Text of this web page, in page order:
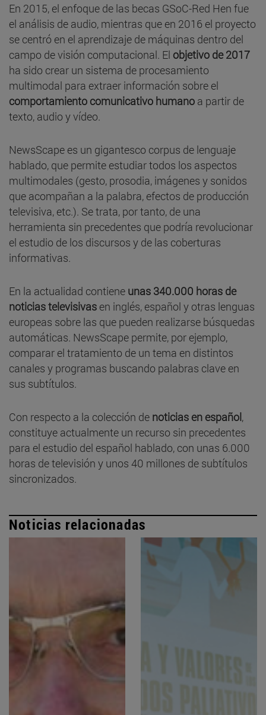
En 2015, el enfoque de las becas GSoC-Red Hen fue
el análisis de audio, mientras que en 2016 el proyecto
se centró en el aprendizaje de máquinas dentro del
campo de visión computacional. El objetivo de 2017
ha sido crear un sistema de procesamiento
multimodal para extraer información sobre el
comportamiento comunicativo humano a partir de
texto, audio y vídeo.
NewsScape es un gigantesco corpus de lenguaje
hablado, que permite estudiar todos los aspectos
multimodales (gesto, prosodia, imágenes y sonidos
que acompañan a la palabra, efectos de producción
televisiva, etc.). Se trata, por tanto, de una
herramienta sin precedentes que podría revolucionar
el estudio de los discursos y de las coberturas
informativas.
En la actualidad contiene unas 340.000 horas de
noticias televisivas en inglés, español y otras lenguas
europeas sobre las que pueden realizarse búsquedas
automáticas. NewsScape permite, por ejemplo,
comparar el tratamiento de un tema en distintos
canales y programas buscando palabras clave en
sus subtítulos.
Con respecto a la colección de noticias en español,
constituye actualmente un recurso sin precedentes
para el estudio del español hablado, con unas 6.000
horas de televisión y unos 40 millones de subtítulos
sincronizados.
Noticias relacionadas